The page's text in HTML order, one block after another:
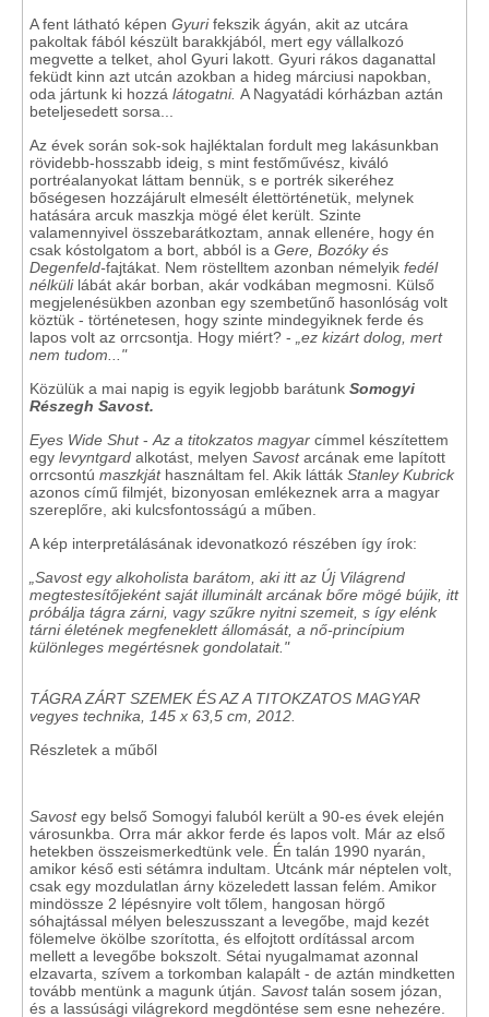
A fent látható képen Gyurifekszik ágyán, akit az utcára
pakoltak fából készült barakkjából, mert egy vállalkozó
megvette a telket, ahol Gyuri lakott. Gyuri rákos daganattal
feküdt kinn azt utcán azokban a hideg márciusi napokban,
oda jártunk ki hozzá látogatni. A Nagyatádi kórházban aztán
beteljesedett sorsa...
Az évek során sok-sok hajléktalan fordult meg lakásunkban
rövidebb-hosszabb ideig, s mint festőművész, kiváló
portréalanyokat láttam bennük, s e portrék sikeréhez
bőségesen hozzájárult elmesélt élettörténetük, melynek
hatására arcuk maszkja mögé élet került. Szinte
valamennyivel összebarátkoztam, annak ellenére, hogy én
csak kóstolgatom a bort, abból is a Gere, Bozóky és
Degenfeld-fajtákat. Nem röstelltem azonban némelyik fedél
nélküli lábát akár borban, akár vodkában megmosni. Külső
megjelenésükben azonban egy szembetűnő hasonlóság volt
köztük - történetesen, hogy szinte mindegyiknek ferde és
lapos volt az orrcsontja. Hogy miért? -
„ez kizárt dolog, mert
nem tudom..."
Közülük a mai napig is egyik legjobb barátunk Somogyi
Részegh Savost.
Eyes Wide Shut- Az a titokzatos magyar címmel készítettem
egy levyntgard alkotást, melyen Savostarcának eme lapított
orrcsontú maszkjáthasználtam fel. Akik látták Stanley Kubrick
azonos című filmjét, bizonyosan emlékeznek arra a magyar
szereplőre, aki kulcsfontosságú a műben.
A kép interpretálásának idevonatkozó részében így írok:
„Savost egy alkoholista barátom, aki itt az Új Világrend
megtestesítőjeként saját illuminált arcának bőre mögé bújik, itt
próbálja tágra zárni, vagy szűkre nyitni szemeit, s így elénk
tárni életének megfeneklett állomását, a nő-princípium
különleges megértésnek gondolatait."
TÁGRA ZÁRT SZEMEK ÉS AZ A TITOKZATOS MAGYAR
vegyes technika, 145 x 63,5 cm, 2012.
Részletek a műből
Savostegy belső Somogyi faluból került a 90-es évek elején
városunkba. Orra már akkor ferde és lapos volt. Már az első
hetekben összeismerkedtünk vele. Én talán 1990 nyarán,
amikor késő esti sétámra indultam. Utcánk már néptelen volt,
csak egy mozdulatlan árny közeledett lassan felém. Amikor
mindössze 2 lépésnyire volt tőlem, hangosan hörgő
sóhajtással mélyen beleszusszant a levegőbe, majd kezét
fölemelve ökölbe szorította, és elfojtott ordítással arcom
mellett a levegőbe bokszolt. Sétai nyugalmamat azonnal
elzavarta, szívem a torkomban kalapált - de aztán mindketten
tovább mentünk a magunk útján. Savosttalán sosem józan,
és a lassúsági világrekord megdöntése sem esne nehezére.